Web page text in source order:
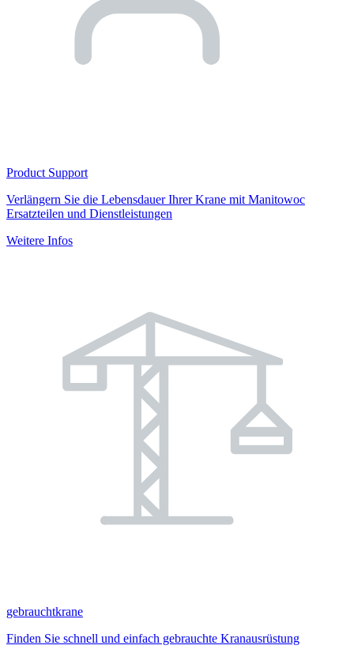
Product Support
Verlängern Sie die Lebensdauer Ihrer Krane mit Manitowoc
Ersatzteilen und Dienstleistungen
Weitere Infos
gebrauchtkrane
Finden Sie schnell und einfach gebrauchte Kranausrüstung